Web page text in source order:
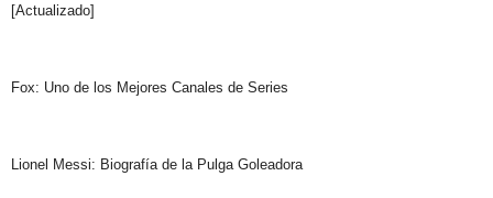
[Actualizado]
Fox: Uno de los Mejores Canales de Series
Lionel Messi: Biografía de la Pulga Goleadora